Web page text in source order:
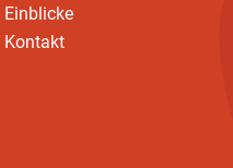
Einblicke
Kontakt